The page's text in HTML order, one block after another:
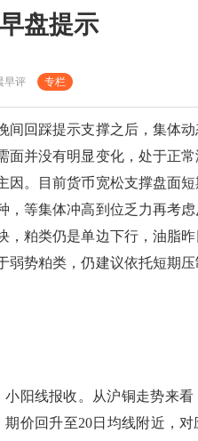
盘提示
早评 专栏
回踩提示支撑之后，集体动
面并没有明显变化，处于正
因。目前货币宽松支撑盘面
，等集体冲高到位乏力再考
，粕类仍是单边下行，油脂
弱势粕类，仍建议依托短期
阳线报收。从沪铜走势来看
价回升至20日均线附近，